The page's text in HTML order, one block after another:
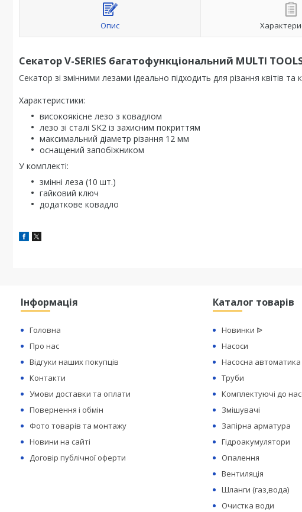
Опис
Секатор V-SERIES багатофункціональний MULTI
Секатор зі змінними лезами ідеально підходить для різання квітів
Характеристики:
високоякісне лезо з ковадлом
лезо зі сталі SK2 із захисним покриттям
максимальний діаметр різання 12 мм
оснащений запобіжником
У комплекті:
змінні леза (10 шт.)
гайковий ключ
додаткове ковадло
Інформація
Головна
Про нас
Відгуки наших покупців
Контакти
Умови доставки та оплати
Повернення і обмін
Фото товарів та монтажу
Новини на сайті
Договір публічної оферти
Каталог товарів
Новинки ᐉ
Насоси
Насосна автоматика
Труби
Комплектуючі до
Змішувачі
Запірна арматура
Гідроакумулятори
Опалення
Вентиляція
Шланги (газ,вода)
Очистка води